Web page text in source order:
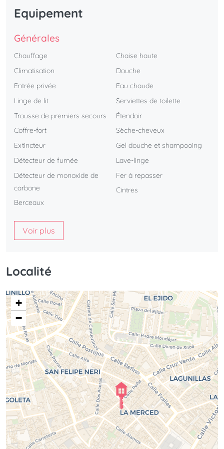
Equipement
Générales
Chauffage
Climatisation
Entrée privée
Linge de lit
Trousse de premiers secours
Coffre-fort
Extincteur
Détecteur de fumée
Détecteur de monoxide de
carbone
Berceaux
Chaise haute
Douche
Eau chaude
Serviettes de toilette
Étendoir
Sèche-cheveux
Gel douche et shampooing
Lave-linge
Fer à repasser
Cintres
Voir plus
Localité
+
−